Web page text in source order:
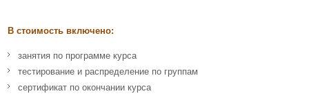
В стоимость включено:
занятия по программе курса
тестирование и распределение по группам
сертификат по окончании курса